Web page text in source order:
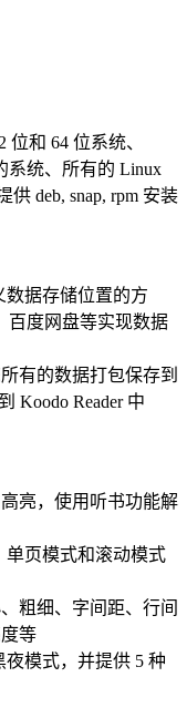
位和 64 位系统、
系统、所有的 Linux
deb, snap, rpm 安装
数据存储位置的方
百度网盘等实现数据
有的数据打包保存到
Koodo Reader 中
亮，使用听书功能解
单页模式和滚动模式
粗细、字间距、行间
等
夜模式，并提供 5 种